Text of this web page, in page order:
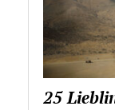
25